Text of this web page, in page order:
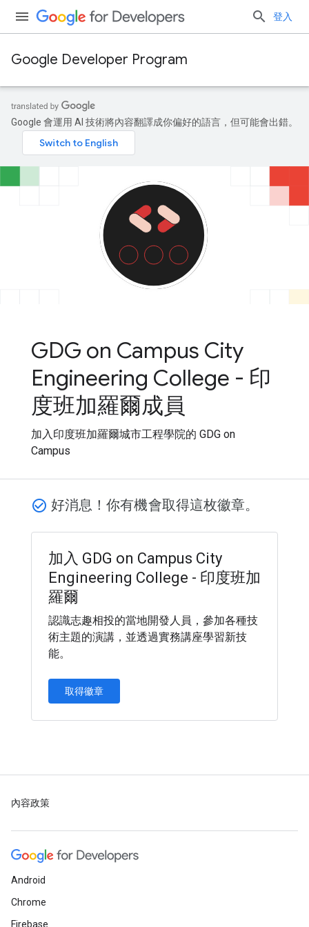
登入
Google Developer Program
Google 會運用 AI 技術將內容翻譯成你偏好的語言，但可能會出錯。
GDG on Campus City
Engineering College - 印
度班加羅爾成員
加入印度班加羅爾城市工程學院的 GDG on
Campus
check_circle_outline 好消息！你有機會取得這枚徽章。
加入 GDG on Campus City
Engineering College - 印度班加
羅爾
認識志趣相投的當地開發人員，參加各種技
術主題的演講，並透過實務講座學習新技
能。
取得徽章
內容政策
Android
Chrome
Firebase